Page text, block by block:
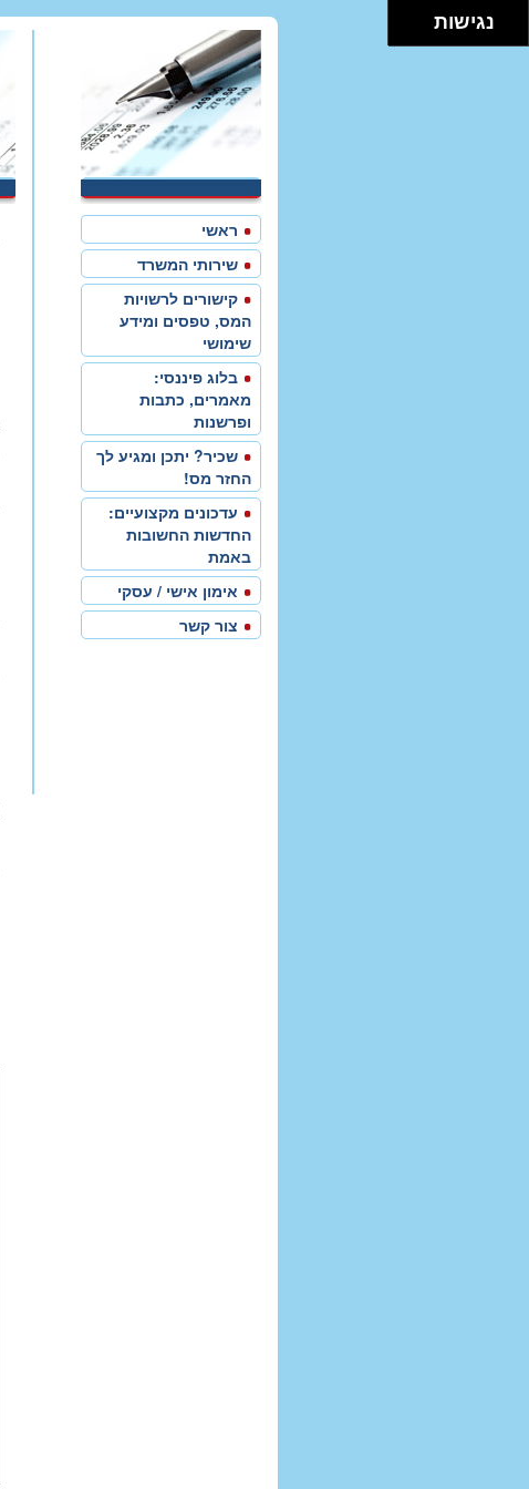
ראשי
שירותי המשרד
קישורים לרשויות
המס, טפסים ומידע
שימושי
בלוג פיננסי:
מאמרים, כתבות
ופרשנות
שכיר? יתכן ומגיע לך
החזר מס!
עדכונים מקצועיים:
החדשות החשובות
באמת
אימון אישי / עסקי
צור קשר
נגישות